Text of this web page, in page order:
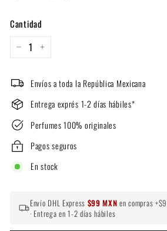
Cantidad
+
Envíos a toda la República Mexicana
Entrega exprés 1-2 días hábiles*
Perfumes 100% originales
Pagos seguros
En stock
Envío DHL Express $99 MXN en compras
· Entrega en 1-2 días hábiles